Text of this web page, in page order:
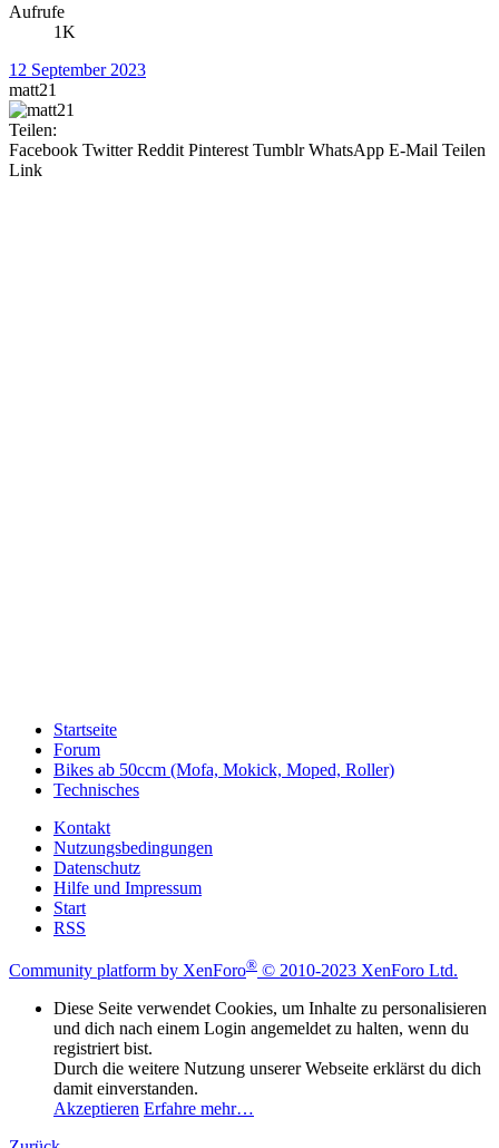
Aufrufe
1K
12 September 2023
matt21
Teilen:
Facebook Twitter Reddit Pinterest Tumblr WhatsApp E-Mail Teilen
Link
Startseite
Forum
Bikes ab 50ccm (Mofa, Mokick, Moped, Roller)
Technisches
Kontakt
Nutzungsbedingungen
Datenschutz
Hilfe und Impressum
Start
RSS
Community platform by XenForo® © 2010-2023 XenForo Ltd.
Diese Seite verwendet Cookies, um Inhalte zu personalisieren
und dich nach einem Login angemeldet zu halten, wenn du
registriert bist.
Durch die weitere Nutzung unserer Webseite erklärst du dich
damit einverstanden.
Akzeptieren Erfahre mehr…